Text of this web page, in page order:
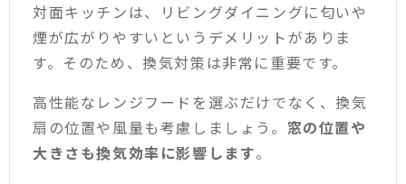
対面キッチンは、リビングダイニングに匂いや
煙が広がりやすいというデメリットがありま
す。そのため、換気対策は非常に重要です。
高性能なレンジフードを選ぶだけでなく、換気
扇の位置や風量も考慮しましょう。 窓の位置や
大きさも換気効率に影響します。